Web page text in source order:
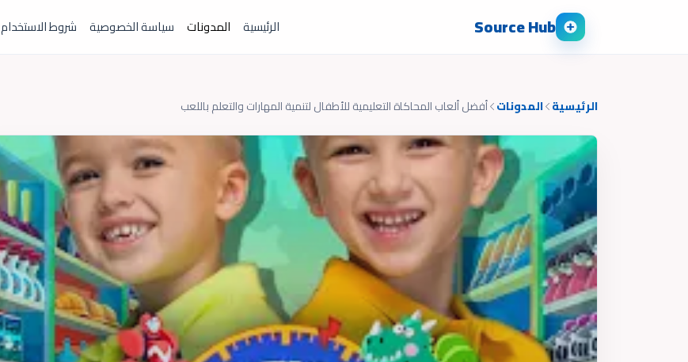
Source Hub الرئيسية المدونات سياسة الخصوصية شروط الاستخدام
الرئيسية المدونات أفضل ألعاب المحاكاة التعليمية للأطفال لتنمية المهارات والتعلم باللعب